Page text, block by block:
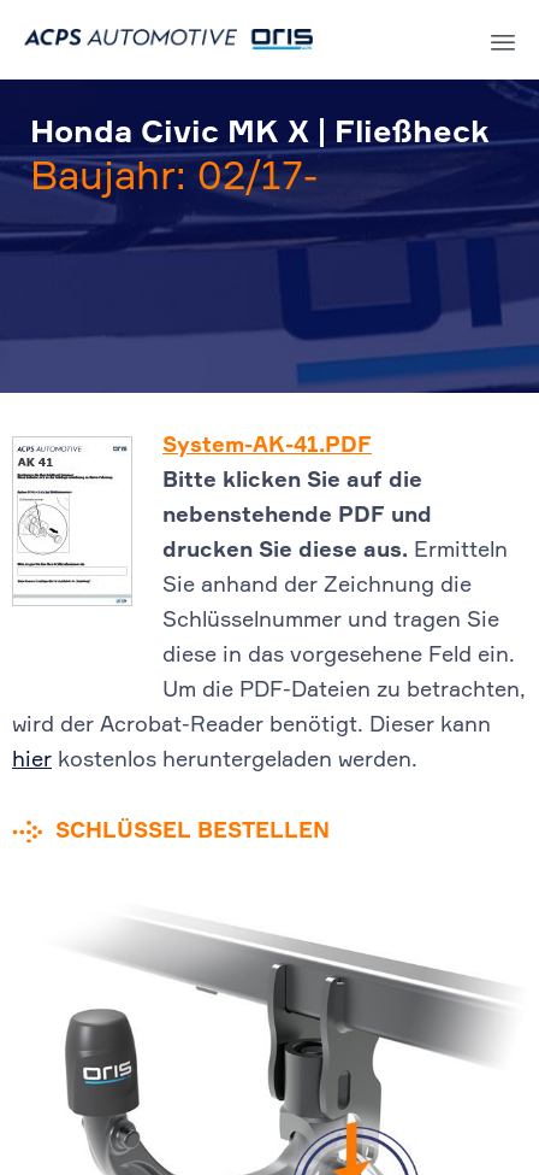
Honda Civic MK X | Fließheck
Baujahr: 02/17-
System-AK-41.PDF
Bitte klicken Sie auf die
nebenstehende PDF und
drucken Sie diese aus. Ermitteln
Sie anhand der Zeichnung die
Schlüsselnummer und tragen Sie
diese in das vorgesehene Feld ein.
Um die PDF-Dateien zu betrachten,
wird der Acrobat-Reader benötigt. Dieser kann
hier kostenlos heruntergeladen werden.
SCHLÜSSEL BESTELLEN